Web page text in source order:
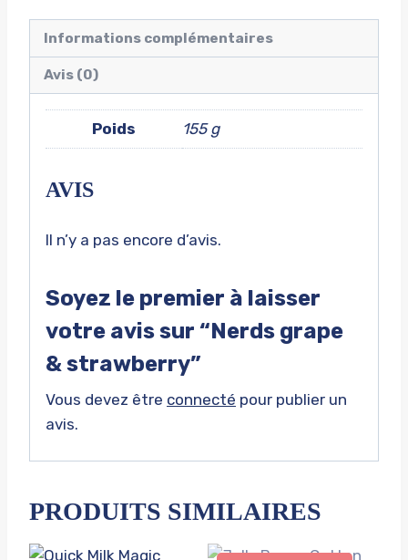
Informations complémentaires
Avis (0)
Poids 155 g
AVIS
Il n’y a pas encore d’avis.
Soyez le premier à laisser
votre avis sur “Nerds grape
& strawberry”
Vous devez être connecté pour publier un
avis.
PRODUITS SIMILAIRES